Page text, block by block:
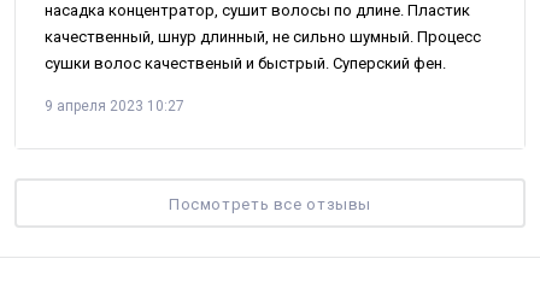
насадка концентратор, сушит волосы по длине. Пластик
качественный, шнур длинный, не сильно шумный. Процесс
сушки волос качественый и быстрый. Суперский фен.
9 апреля 2023 10:27
Посмотреть все отзывы